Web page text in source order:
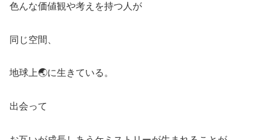
色んな価値観や考えを持つ人が
同じ空間、
地球上🌏に生きている。
出会って